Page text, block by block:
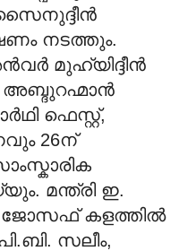
സൈനുദ്ദീന്‍
നടത്തും.
മുഹ്യിദ്ദീന്‍
അബ്ദുറഹ്മാന്‍
ഫെസ്റ്റ്,
26ന്
മന്ത്രി ഇ.
ജോസഫ് കളത്തില്‍
സലീം,